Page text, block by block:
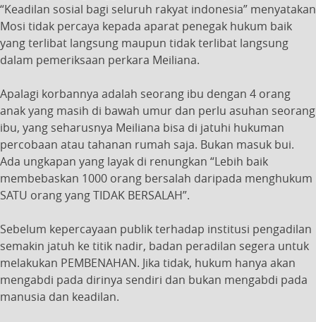
“Keadilan sosial bagi seluruh rakyat indonesia” menyatakan
Mosi tidak percaya kepada aparat penegak hukum baik
yang terlibat langsung maupun tidak terlibat langsung
dalam pemeriksaan perkara Meiliana.
Apalagi korbannya adalah seorang ibu dengan 4 orang
anak yang masih di bawah umur dan perlu asuhan seorang
ibu, yang seharusnya Meiliana bisa di jatuhi hukuman
percobaan atau tahanan rumah saja. Bukan masuk bui.
Ada ungkapan yang layak di renungkan “Lebih baik
membebaskan 1000 orang bersalah daripada menghukum
SATU orang yang TIDAK BERSALAH”.
Sebelum kepercayaan publik terhadap institusi pengadilan
semakin jatuh ke titik nadir, badan peradilan segera untuk
melakukan PEMBENAHAN. Jika tidak, hukum hanya akan
mengabdi pada dirinya sendiri dan bukan mengabdi pada
manusia dan keadilan.